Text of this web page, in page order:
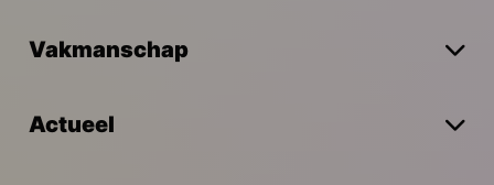
Vakmanschap
Actueel